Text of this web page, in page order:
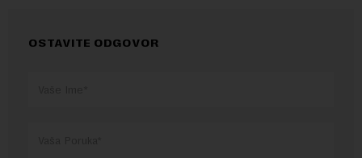
OSTAVITE ODGOVOR